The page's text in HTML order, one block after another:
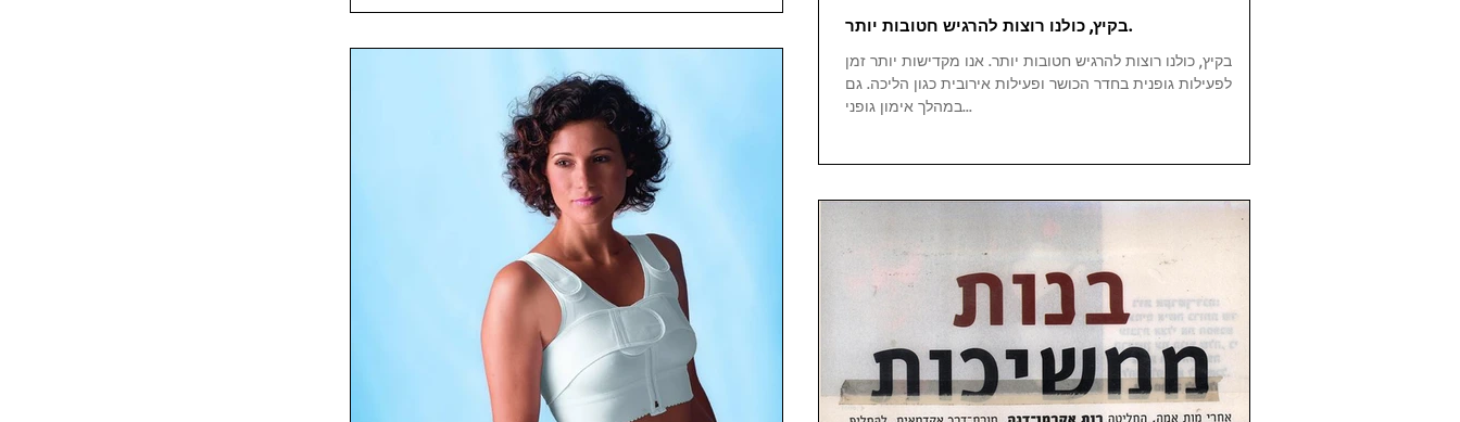
בקיץ, כולנו רוצות להרגיש חטובות יותר.
בקיץ, כולנו רוצות להרגיש חטובות יותר. אנו מקדישות יותר זמן
לפעילות גופנית בחדר הכושר ופעילות אירובית כגון הליכה. גם
במהלך אימון גופני...